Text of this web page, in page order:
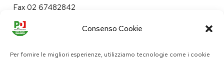
Consenso Cookie
Per fornire le migliori esperienze, utilizziamo tecnologie come i cookie
Fax 02 67482842
Tutela dei dati personali|Politica sui cookie